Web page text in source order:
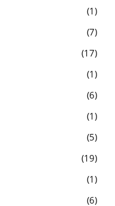
1
7
17
1
6
1
5
19
1
6